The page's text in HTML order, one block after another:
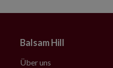
Balsam Hill
Über uns